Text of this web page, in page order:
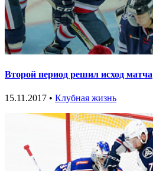
Второй период решил исход матча
15.11.2017 • Клубная жизнь